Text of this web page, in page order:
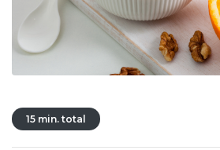
15 min. total